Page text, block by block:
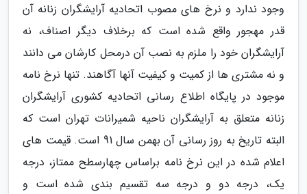
وجود ندارد و نرخ های مصوب اتحادیه آرایشگران زنانه آن
قدر مهجور واقع شده است که برخلاف دیگر اصناف، نه
آرایشگران خود را ملزم به نصب آن درمحل کارشان می دانند
و نه مشتری ها از کمیت و کیفیت آنها آگاهند. تنها نرخ نامه
موجود در پایگاه اطلاع رسانی اتحادیه کشوری آرایشگران
زنانه متعلق به آرایشگران ناحیه شمیرانات تهران است که
البته تاریخ به روز رسانی آن بهمن سال 91 است. قیمت های
اعلام شده در این نرخ نامه براساس چهارسطح ممتاز، درجه
یک، درجه دو و درجه سه تقسیم بندی شده است و